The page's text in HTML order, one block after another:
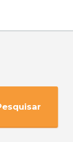
Pesquisar